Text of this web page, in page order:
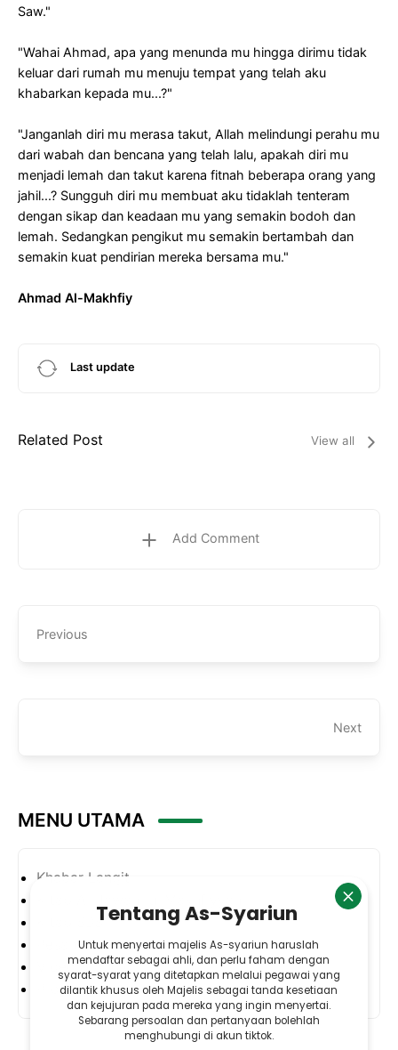
Saw."
"Wahai Ahmad, apa yang menunda mu hingga dirimu tidak
keluar dari rumah mu menuju tempat yang telah aku
khabarkan kepada mu...?"
"Janganlah diri mu merasa takut, Allah melindungi perahu mu
dari wabah dan bencana yang telah lalu, apakah diri mu
menjadi lemah dan takut karena fitnah beberapa orang yang
jahil...? Sungguh diri mu membuat aku tidaklah tenteram
dengan sikap dan keadaan mu yang semakin bodoh dan
lemah. Sedangkan pengikut mu semakin bertambah dan
semakin kuat pendirian mereka bersama mu."
Ahmad Al-Makhfiy
Last update
Related Post View all
Add Comment
Previous
Next
MENU UTAMA
Khabar Langit
Kitab SBS
Pesanan Ahmad
Video & Audio
Produk